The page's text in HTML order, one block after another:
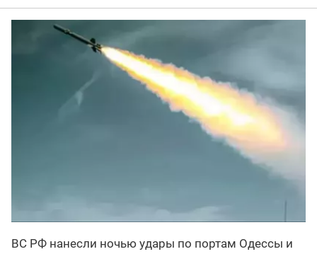
ВС РФ нанесли ночью удары по портам Одессы и